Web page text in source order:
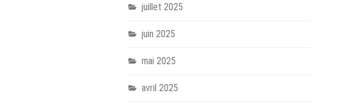
juillet 2025
juin 2025
mai 2025
avril 2025